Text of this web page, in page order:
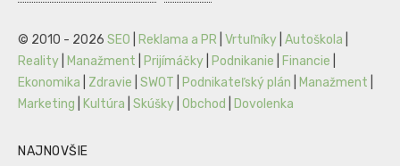
© 2010 - 2026 SEO Reklama a PR Vrtuľníky Autoškola
Reality
Manažment Prijímáčky Podnikanie Financie
Ekonomika
Zdravie SWOT Podnikateľský plán Manažment
Marketing
Kultúra Skúšky Obchod Dovolenka
NAJNOVŠIE